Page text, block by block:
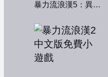
暴力流浪漢5：異形獵殺